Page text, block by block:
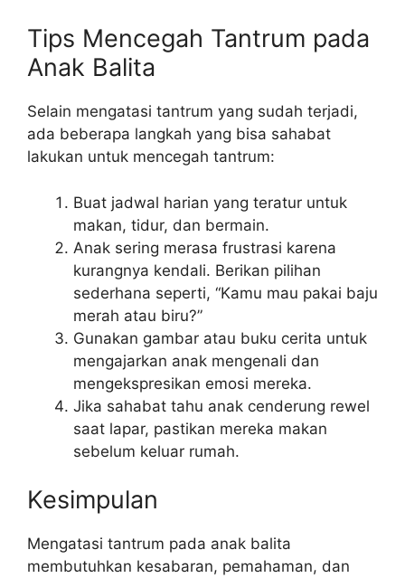
Tips Mencegah Tantrum pada
Anak Balita
Selain mengatasi tantrum yang sudah terjadi,
ada beberapa langkah yang bisa sahabat
lakukan untuk mencegah tantrum:
Buat jadwal harian yang teratur untuk
makan, tidur, dan bermain.
Anak sering merasa frustrasi karena
kurangnya kendali. Berikan pilihan
sederhana seperti, “Kamu mau pakai baju
merah atau biru?”
Gunakan gambar atau buku cerita untuk
mengajarkan anak mengenali dan
mengekspresikan emosi mereka.
Jika sahabat tahu anak cenderung rewel
saat lapar, pastikan mereka makan
sebelum keluar rumah.
Kesimpulan
Mengatasi tantrum pada anak balita
membutuhkan kesabaran, pemahaman, dan